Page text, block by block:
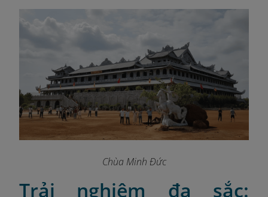
Chùa Minh Đức
Trải nghiệm đa sắc: